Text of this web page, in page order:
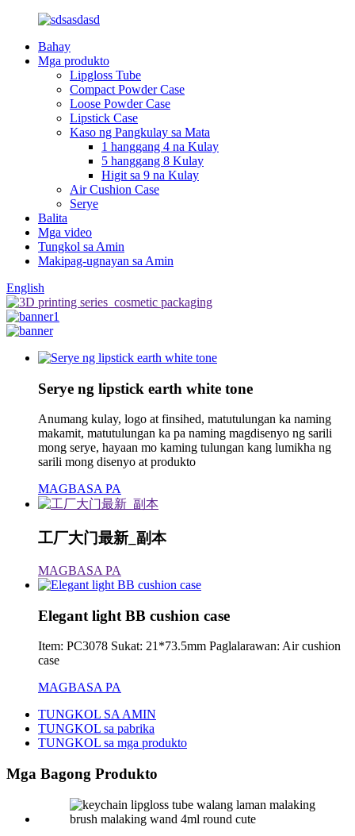
Bahay
Mga produkto
Lipgloss Tube
Compact Powder Case
Loose Powder Case
Lipstick Case
Kaso ng Pangkulay sa Mata
1 hanggang 4 na Kulay
5 hanggang 8 Kulay
Higit sa 9 na Kulay
Air Cushion Case
Serye
Balita
Mga video
Tungkol sa Amin
Makipag-ugnayan sa Amin
English
Serye ng lipstick earth white tone
Anumang kulay, logo at finsihed, matutulungan ka naming
makamit, matutulungan ka pa naming magdisenyo ng sarili
mong serye, hayaan mo kaming tulungan kang lumikha ng
sarili mong disenyo at produkto
MAGBASA PA
工厂大门最新_副本
MAGBASA PA
Elegant light BB cushion case
Item: PC3078 Sukat: 21*73.5mm Paglalarawan: Air cushion
case
MAGBASA PA
TUNGKOL SA AMIN
TUNGKOL sa pabrika
TUNGKOL sa mga produkto
Mga Bagong Produkto